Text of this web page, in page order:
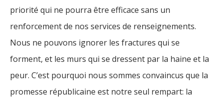
priorité qui ne pourra être efficace sans un
renforcement de nos services de renseignements.
Nous ne pouvons ignorer les fractures qui se
forment, et les murs qui se dressent par la haine et la
peur. C’est pourquoi nous sommes convaincus que la
promesse républicaine est notre seul rempart: la